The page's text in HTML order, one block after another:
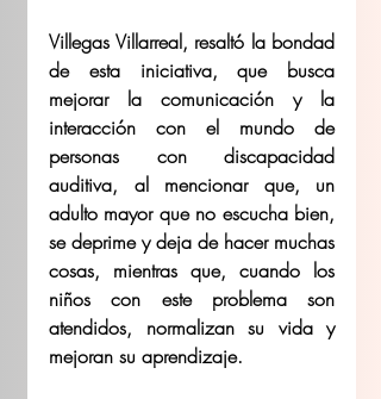
Villegas Villarreal, resaltó la bondad
de esta iniciativa, que busca
mejorar la comunicación y la
interacción con el mundo de
personas con discapacidad
auditiva, al mencionar que, un
adulto mayor que no escucha bien,
se deprime y deja de hacer muchas
cosas, mientras que, cuando los
niños con este problema son
atendidos, normalizan su vida y
mejoran su aprendizaje.